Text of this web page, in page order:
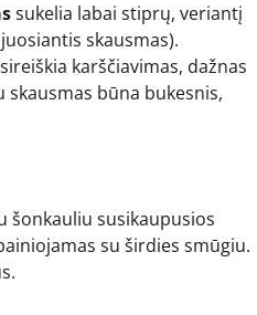
sukelia labai stiprų, veriantį
skausmas).
karščiavimas, dažnas
būna bukesnis,
šonkauliu susikaupusios
su širdies smūgiu.